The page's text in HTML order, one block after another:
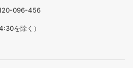
096-456
を除く）